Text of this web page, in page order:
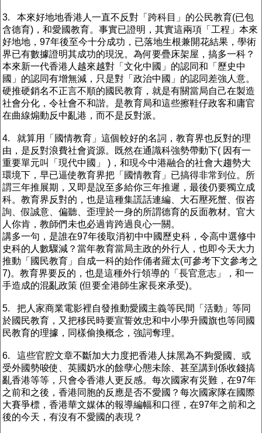
3. 本來好地地香港人一直不反對「跨科目」的公民教育(已包
含德育)，和愛國教育。事實已證明，其實這兩項「工程」本來
好地地，97年後至今十分成功，已落地生根兼開花結果，學術
界已有數據證明其成功的現況。為何要疊床架屋，搞多一科？
本來新一代香港人越來越對「文化中國」的認同和「歷史中
國」的認同有增無減，只是對「政治中國」的認同差強人意。
硬推硬銷名不正言不順的國民教育，就是有關當局自己在製造
社會分化，令社會不和諧。是教育局和這些擦鞋仔政客和庸官
在曲線煽動反中亂港，而不是反對派。
4. 就算用「國情教育」這個較好的名詞，教育界也反對的理
由，是反對浪費社會資源。既然在通識科強勢帶動下( 因有一
重要單元叫「現代中國」 )，和現今中港融合的社會大趨勢大
環境下，早已逼使教育界把「國情教育」已搞得非常到位。所
謂三年推展期，又即是說至多給你三年推遲，最後仍要獨立成
科。教育界反對的，也是這種集謊話連編、大石壓死蟹、假咨
詢、假誠意、偏聽、歪理於一身的所謂德育的反面教材。官大
人你肯，教師們未也必過肯跨過良心一關。
講多一句，是誰在97年後取消初中中國歷史科，令高中選修中
史科的人數驟減？當年教育當局主政的外行人，也即今天大力
推動「國民教育」自成一科的始作俑者羅太(可參考下文參考之
7)。教育界要反的，也是這種外行領導的「長官意志」，和一
手造成的混亂政策 (但要全港師生家長來承受)。
5. 把人家商業電影裡自發推動愛國主義等民間「活動」等同
於國民教育，又把移民時要宣誓效忠和中小學升國旗也等同國
民教育的理據，同樣偷換概念，強詞奪理。
6. 這些官腔文章不斷加大力度把香港人抹黑為不夠愛國、或
受外國勢唆使、英國奶水的餘孽心態未除、甚至講到係收錢搞
亂香港等等，只會令香港人更反感。每次國家有災難，在97年
之前和之後，香港同胞的反應是否不愛國？每次國家隊在國際
大賽爭標，香港華文媒体的報導編幅和口徑，在97年之前和之
後的今天，有沒有不愛國的表現？